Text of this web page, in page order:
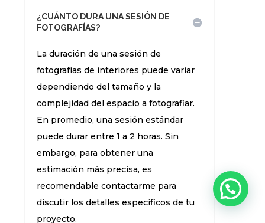
¿CUÁNTO DURA UNA SESIÓN DE
FOTOGRAFÍAS?
La duración de una sesión de
fotografías de interiores puede variar
dependiendo del tamaño y la
complejidad del espacio a fotografiar.
En promedio, una sesión estándar
puede durar entre 1 a 2 horas. Sin
embargo, para obtener una
estimación más precisa, es
recomendable contactarme para
discutir los detalles específicos de tu
proyecto.